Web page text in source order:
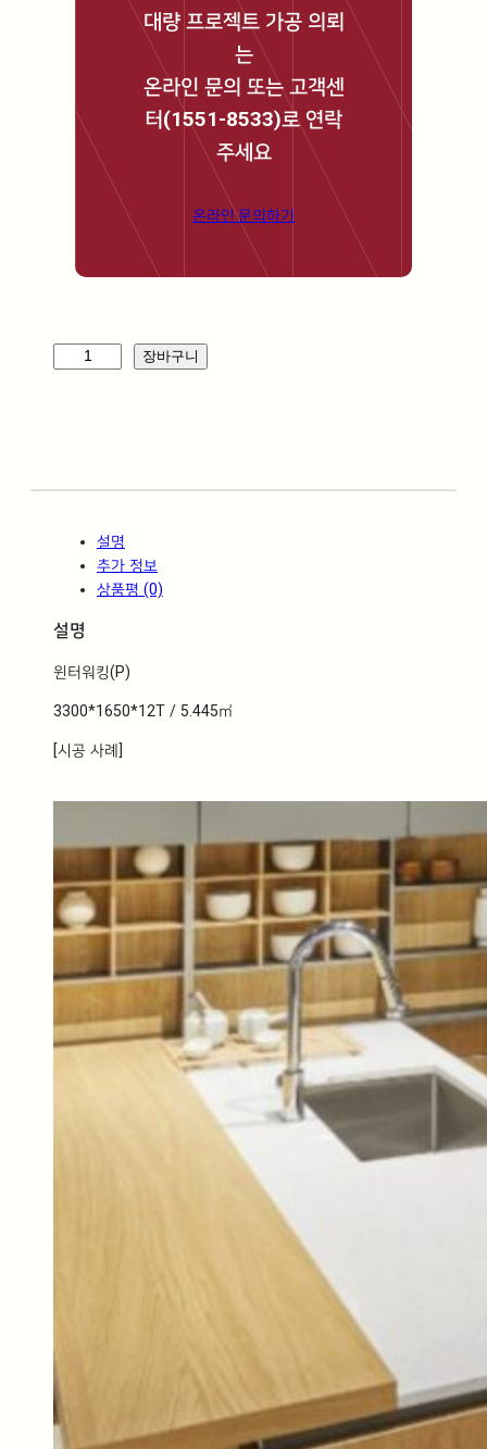
대량 프로젝트 가공 의뢰
는
온라인 문의 또는 고객센
터(1551-8533)로 연락
주세요
온라인 문의하기
장바구니
설명
추가 정보
상품평 (0)
설명
윈터워킹(P)
3300*1650*12T / 5.445㎡
[시공 사례]